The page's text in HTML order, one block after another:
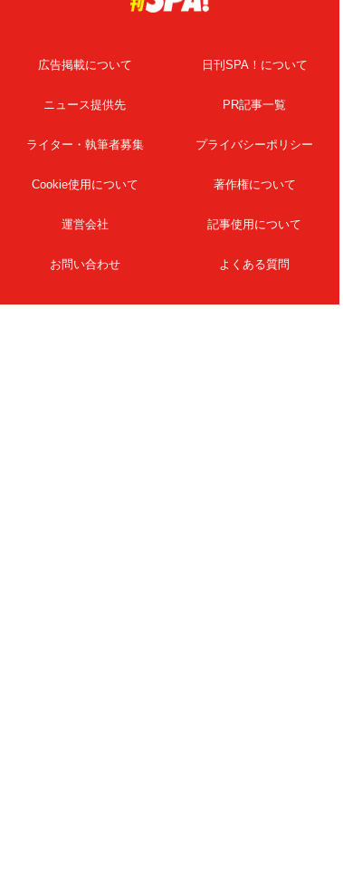
広告掲載について 日刊SPA！について
ニュース提供先 PR記事一覧
ライター・執筆者募集 プライバシーポリシー
Cookie使用について 著作権について
運営会社 記事使用について
お問い合わせ よくある質問